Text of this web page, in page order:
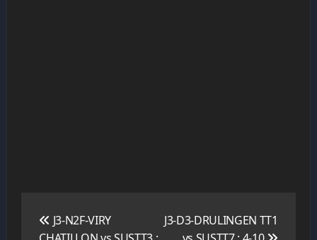
l’article
J3-N2F-VIRY
J3-D3-DRULINGEN TT1